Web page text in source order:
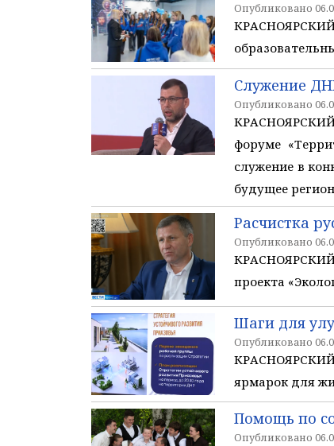
Опубликовано
КРАСНОЯРСКИЙ
Служение
Опубликовано
форуме
служение в
будущее
Расчистка
Опубликовано
проекта
Шаги для
Опубликовано
ярмарок для
Помощь по
Опубликовано